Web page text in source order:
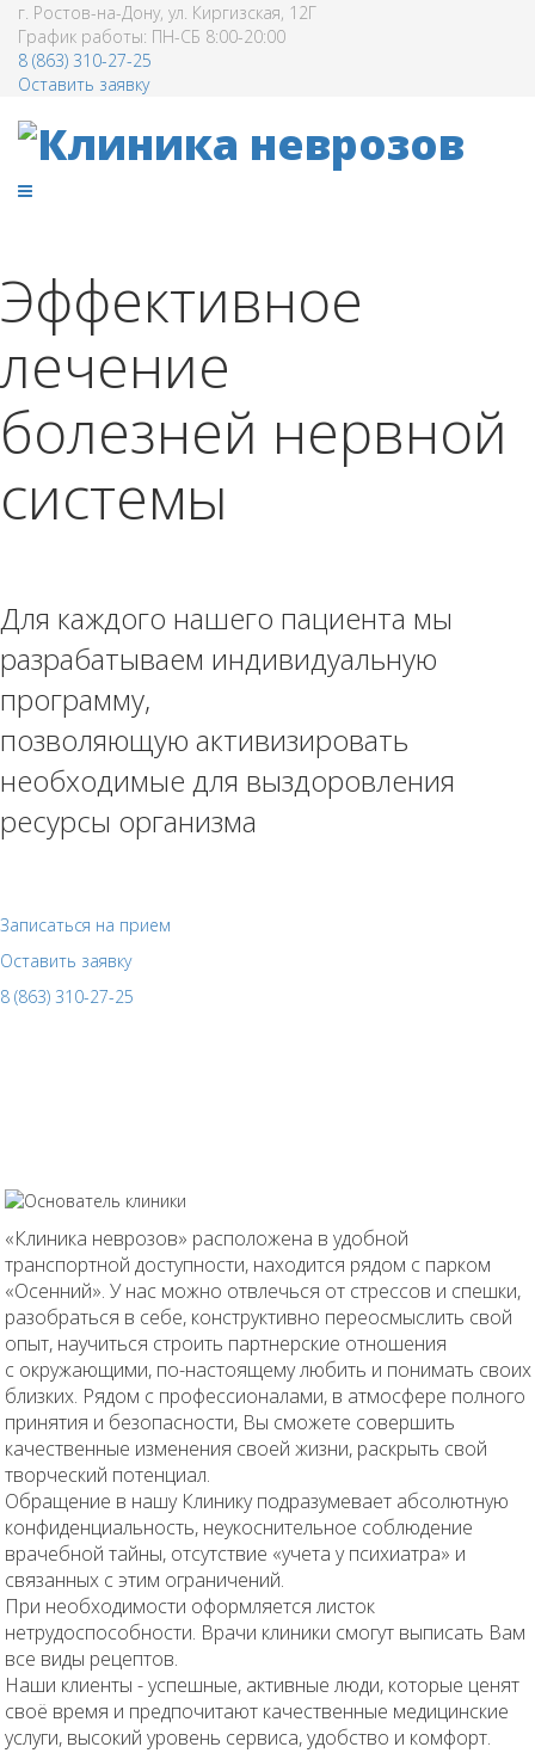
г. Ростов-на-Дону, ул. Киргизская, 12Г
График работы: ПН-СБ 8:00-20:00
8 (863) 310-27-25
Оставить заявку
Эффективное
лечение
болезней нервной
системы
Для каждого нашего пациента мы
разрабатываем индивидуальную
программу,
позволяющую активизировать
необходимые для выздоровления
ресурсы организма
Записаться на прием
Оставить заявку
8 (863) 310-27-25
«Клиника неврозов» расположена в удобной
транспортной доступности, находится рядом с парком
«Осенний». У нас можно отвлечься от стрессов и спешки,
разобраться в себе, конструктивно переосмыслить свой
опыт, научиться строить партнерские отношения
с окружающими, по-настоящему любить и понимать своих
близких. Рядом с профессионалами, в атмосфере полного
принятия и безопасности, Вы сможете совершить
качественные изменения своей жизни, раскрыть свой
творческий потенциал.
Обращение в нашу Клинику подразумевает абсолютную
конфиденциальность, неукоснительное соблюдение
врачебной тайны, отсутствие «учета у психиатра» и
связанных с этим ограничений.
При необходимости оформляется листок
нетрудоспособности. Врачи клиники смогут выписать Вам
все виды рецептов.
Наши клиенты - успешные, активные люди, которые ценят
своё время и предпочитают качественные медицинские
услуги, высокий уровень сервиса, удобство и комфорт.